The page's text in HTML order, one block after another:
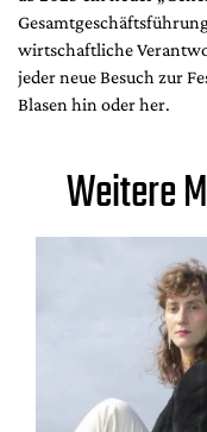
wirtschaftliche
jeder neue Besuch zur
Blasen hin oder her.
Weitere